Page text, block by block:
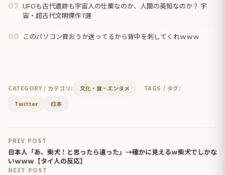
07 UFOも古代遺跡も宇宙人の仕業なのか、人間の英知なのか？ 宇
宙・超古代文明傑作7選
08 このパソコン買おうか迷ってるから背中を刺してくれｗｗｗ
CATEGORY / カテゴリ: 文化・食・エンタメ
TAGS / タグ:
Twitter
日本
PREV POST
日本人「あ、柴犬！と思ったら違った」→確かに見えるｗ柴犬でしかな
いｗｗｗ【タイ人の反応】
NEXT POST